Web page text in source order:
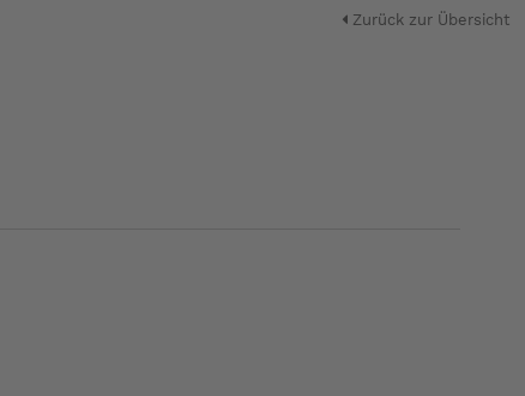
Zurück zur Übersicht